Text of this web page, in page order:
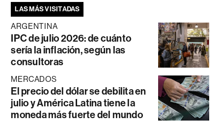
LAS MÁS VISITADAS
ARGENTINA
IPC de julio 2026: de cuánto
sería la inflación, según las
consultoras
MERCADOS
El precio del dólar se debilita en
julio y América Latina tiene la
moneda más fuerte del mundo